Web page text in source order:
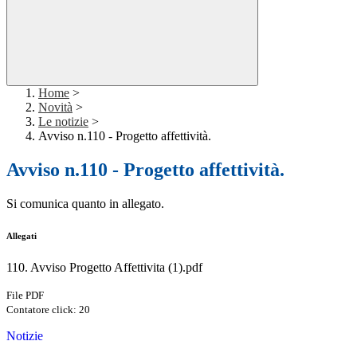
Home >
Novità >
Le notizie >
Avviso n.110 - Progetto affettività.
Avviso n.110 - Progetto affettività.
Si comunica quanto in allegato.
Allegati
110. Avviso Progetto Affettivita (1).pdf
File PDF
Contatore click: 20
Notizie